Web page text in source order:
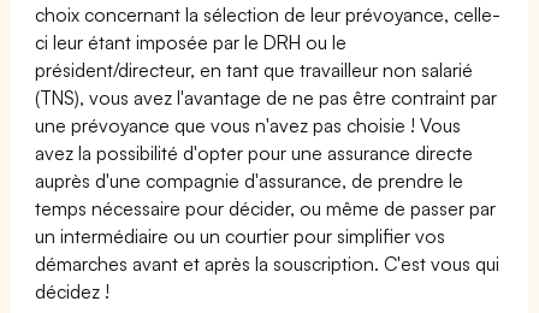
choix concernant la sélection de leur prévoyance, celle-
ci leur étant imposée par le DRH ou le
président/directeur, en tant que travailleur non salarié
(TNS), vous avez l'avantage de ne pas être contraint par
une prévoyance que vous n'avez pas choisie ! Vous
avez la possibilité d'opter pour une assurance directe
auprès d'une compagnie d'assurance, de prendre le
temps nécessaire pour décider, ou même de passer par
un intermédiaire ou un courtier pour simplifier vos
démarches avant et après la souscription. C'est vous qui
décidez !